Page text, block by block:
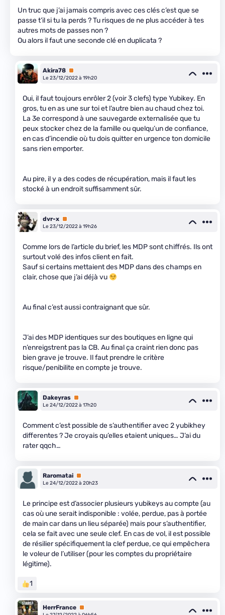
Un truc que j’ai jamais compris avec ces clés c’est que se
passe t’il si tu la perds ? Tu risques de ne plus accéder à tes
autres mots de passes non ?
Ou alors il faut une seconde clé en duplicata ?
Akira78 Premium
Le 23/12/2022 à 19h20
Oui, il faut toujours enrôler 2 (voir 3 clefs) type Yubikey. En
gros, tu en as une sur toi et l’autre bien au chaud chez toi.
La 3e correspond à une sauvegarde externalisée que tu
peux stocker chez de la famille ou quelqu’un de confiance,
en cas d’incendie où tu dois quitter en urgence ton domicile
sans rien emporter.
Au pire, il y a des codes de récupération, mais il faut les
stocké à un endroit suffisamment sûr.
dvr-x Premium
Le 23/12/2022 à 19h26
Comme lors de l’article du brief, les MDP sont chiffrés. Ils ont
surtout volé des infos client en fait.
Sauf si certains mettaient des MDP dans des champs en
clair, chose que j’ai déjà vu
Au final c’est aussi contraignant que sûr.
J’ai des MDP identiques sur des boutiques en ligne qui
n’enreigstrent pas la CB. Au final ça craint rien donc pas
bien grave je trouve. Il faut prendre le critère
risque/penibilite en compte je trouve.
Dakeyras Premium
Le 24/12/2022 à 17h20
Comment c’est possible de s’authentifier avec 2 yubikhey
differentes ? Je croyais qu’elles etaient uniques… J’ai du
rater qqch…
Raromatai Premium
Le 24/12/2022 à 20h23
Le principe est d’associer plusieurs yubikeys au compte (au
cas où une serait indisponible : volée, perdue, pas à portée
de main car dans un lieu séparée) mais pour s’authentifier,
cela se fait avec une seule clef. En cas de vol, il est possible
de résilier spécifiquement la clef perdue, ce qui empêchera
le voleur de l’utiliser (pour les comptes du propriétaire
légitime).
1
HerrFrance Premium